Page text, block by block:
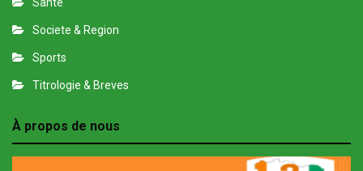
Societe & Region
Sports
Titrologie & Breves
À propos de nous